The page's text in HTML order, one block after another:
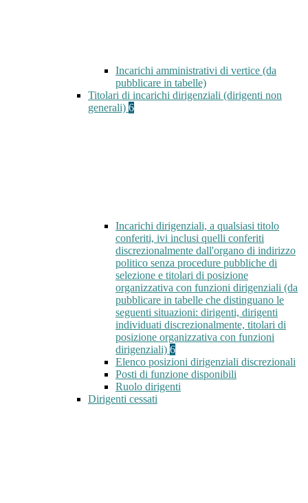
Incarichi amministrativi di vertice (da
pubblicare in tabelle)
Titolari di incarichi dirigenziali (dirigenti non
generali) 6
Incarichi dirigenziali, a qualsiasi titolo
conferiti, ivi inclusi quelli conferiti
discrezionalmente dall'organo di indirizzo
politico senza procedure pubbliche di
selezione e titolari di posizione
organizzativa con funzioni dirigenziali (da
pubblicare in tabelle che distinguano le
seguenti situazioni: dirigenti, dirigenti
individuati discrezionalmente, titolari di
posizione organizzativa con funzioni
dirigenziali) 6
Elenco posizioni dirigenziali discrezionali
Posti di funzione disponibili
Ruolo dirigenti
Dirigenti cessati